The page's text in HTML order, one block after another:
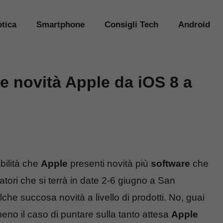
Smartphone Consigli Tech Android
novità Apple da iOS 8 a
che Apple presenti novità più software che
che si terrà in date 2-6 giugno a San
succosa novità a livello di prodotti. No, guai
il caso di puntare sulla tanto attesa Apple